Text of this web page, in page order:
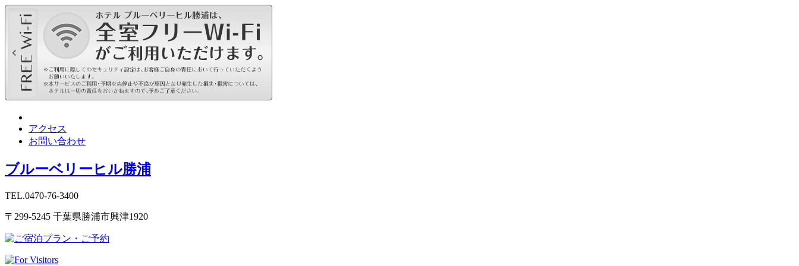
アクセス
お問い合わせ
ブルーベリーヒル勝浦
TEL.0470-76-3400
〒299-5245 千葉県勝浦市興津1920